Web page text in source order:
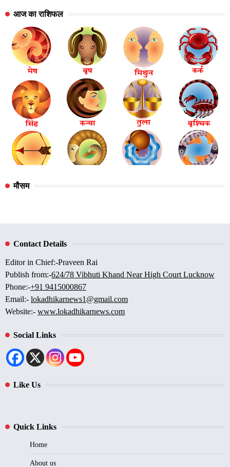
आज का राशिफल
मौसम
Contact Details
Editor in Chief:-Praveen Rai
Publish from:-624/78 Vibhuti Khand Near High Court Lucknow
Phone:-+91 9415000867
Email:- lokadhikarnews1@gmail.com
Website:- www.lokadhikarnews.com
Social Links
Like Us
Quick Links
Home
About us